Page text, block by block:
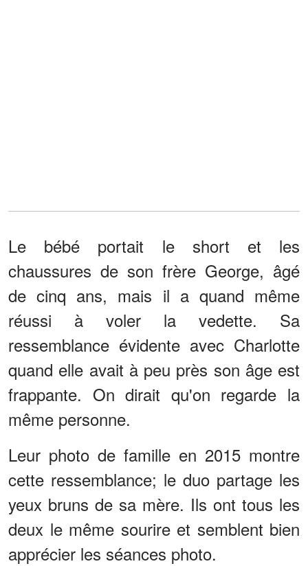
Le bébé portait le short et les
chaussures de son frère George, âgé
de cinq ans, mais il a quand même
réussi à voler la vedette. Sa
ressemblance évidente avec Charlotte
quand elle avait à peu près son âge est
frappante. On dirait qu'on regarde la
même personne.
Leur photo de famille en 2015 montre
cette ressemblance; le duo partage les
yeux bruns de sa mère. Ils ont tous les
deux le même sourire et semblent bien
apprécier les séances photo.